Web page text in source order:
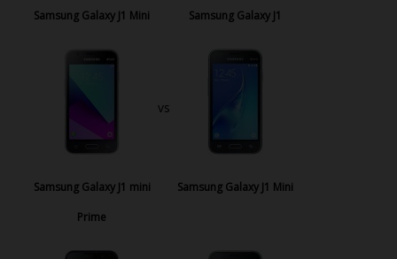
Samsung Galaxy J1 Mini Samsung Galaxy J1
Samsung Galaxy J1 mini
Prime
vs
Samsung Galaxy J1 Mini